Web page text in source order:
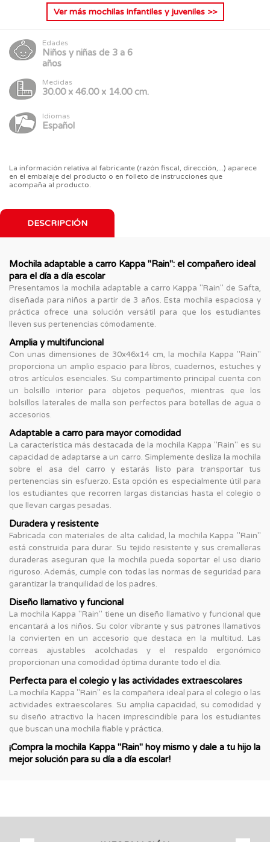
Ver más mochilas infantiles y juveniles>>
Edades
Niños y niñas de 3 a 6
años
Medidas
30.00 x 46.00 x 14.00 cm.
Idiomas
Español
La información relativa al fabricante (razón fiscal, dirección,...) aparece
en el embalaje del producto o en folleto de instrucciones que
acompaña al producto.
DESCRIPCIÓN
Mochila adaptable a carro Kappa "Rain": el compañero ideal
para el día a día escolar
Presentamos la mochila adaptable a carro Kappa "Rain" de Safta,
diseñada para niños a partir de 3 años. Esta mochila espaciosa y
práctica ofrece una solución versátil para que los estudiantes
lleven sus pertenencias cómodamente.
Amplia y multifuncional
Con unas dimensiones de 30x46x14 cm, la mochila Kappa "Rain"
proporciona un amplio espacio para libros, cuadernos, estuches y
otros artículos esenciales. Su compartimento principal cuenta con
un bolsillo interior para objetos pequeños, mientras que los
bolsillos laterales de malla son perfectos para botellas de agua o
accesorios.
Adaptable a carro para mayor comodidad
La característica más destacada de la mochila Kappa "Rain" es su
capacidad de adaptarse a un carro. Simplemente desliza la mochila
sobre el asa del carro y estarás listo para transportar tus
pertenencias sin esfuerzo. Esta opción es especialmente útil para
los estudiantes que recorren largas distancias hasta el colegio o
que llevan cargas pesadas.
Duradera y resistente
Fabricada con materiales de alta calidad, la mochila Kappa "Rain"
está construida para durar. Su tejido resistente y sus cremalleras
duraderas aseguran que la mochila pueda soportar el uso diario
riguroso. Además, cumple con todas las normas de seguridad para
garantizar la tranquilidad de los padres.
Diseño llamativo y funcional
La mochila Kappa "Rain" tiene un diseño llamativo y funcional que
encantará a los niños. Su color vibrante y sus patrones llamativos
la convierten en un accesorio que destaca en la multitud. Las
correas ajustables acolchadas y el respaldo ergonómico
proporcionan una comodidad óptima durante todo el día.
Perfecta para el colegio y las actividades extraescolares
La mochila Kappa "Rain" es la compañera ideal para el colegio o las
actividades extraescolares. Su amplia capacidad, su comodidad y
su diseño atractivo la hacen imprescindible para los estudiantes
que buscan una mochila fiable y práctica.
¡Compra la mochila Kappa "Rain" hoy mismo y dale a tu hijo la
mejor solución para su día a día escolar!